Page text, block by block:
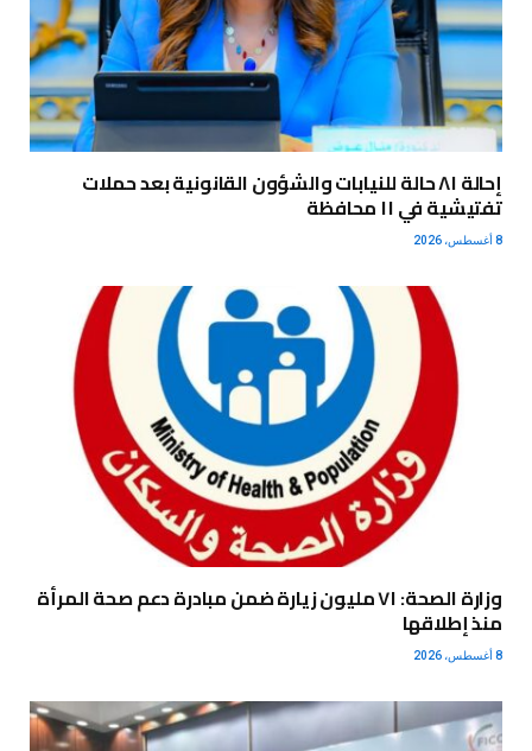
إحالة ٨١ حالة للنيابات والشؤون القانونية بعد حملات
تفتيشية في ١١ محافظة
8 أغسطس، 2026
وزارة الصحة: ٧١ مليون زيارة ضمن مبادرة دعم صحة المرأة
منذ إطلاقها
8 أغسطس، 2026